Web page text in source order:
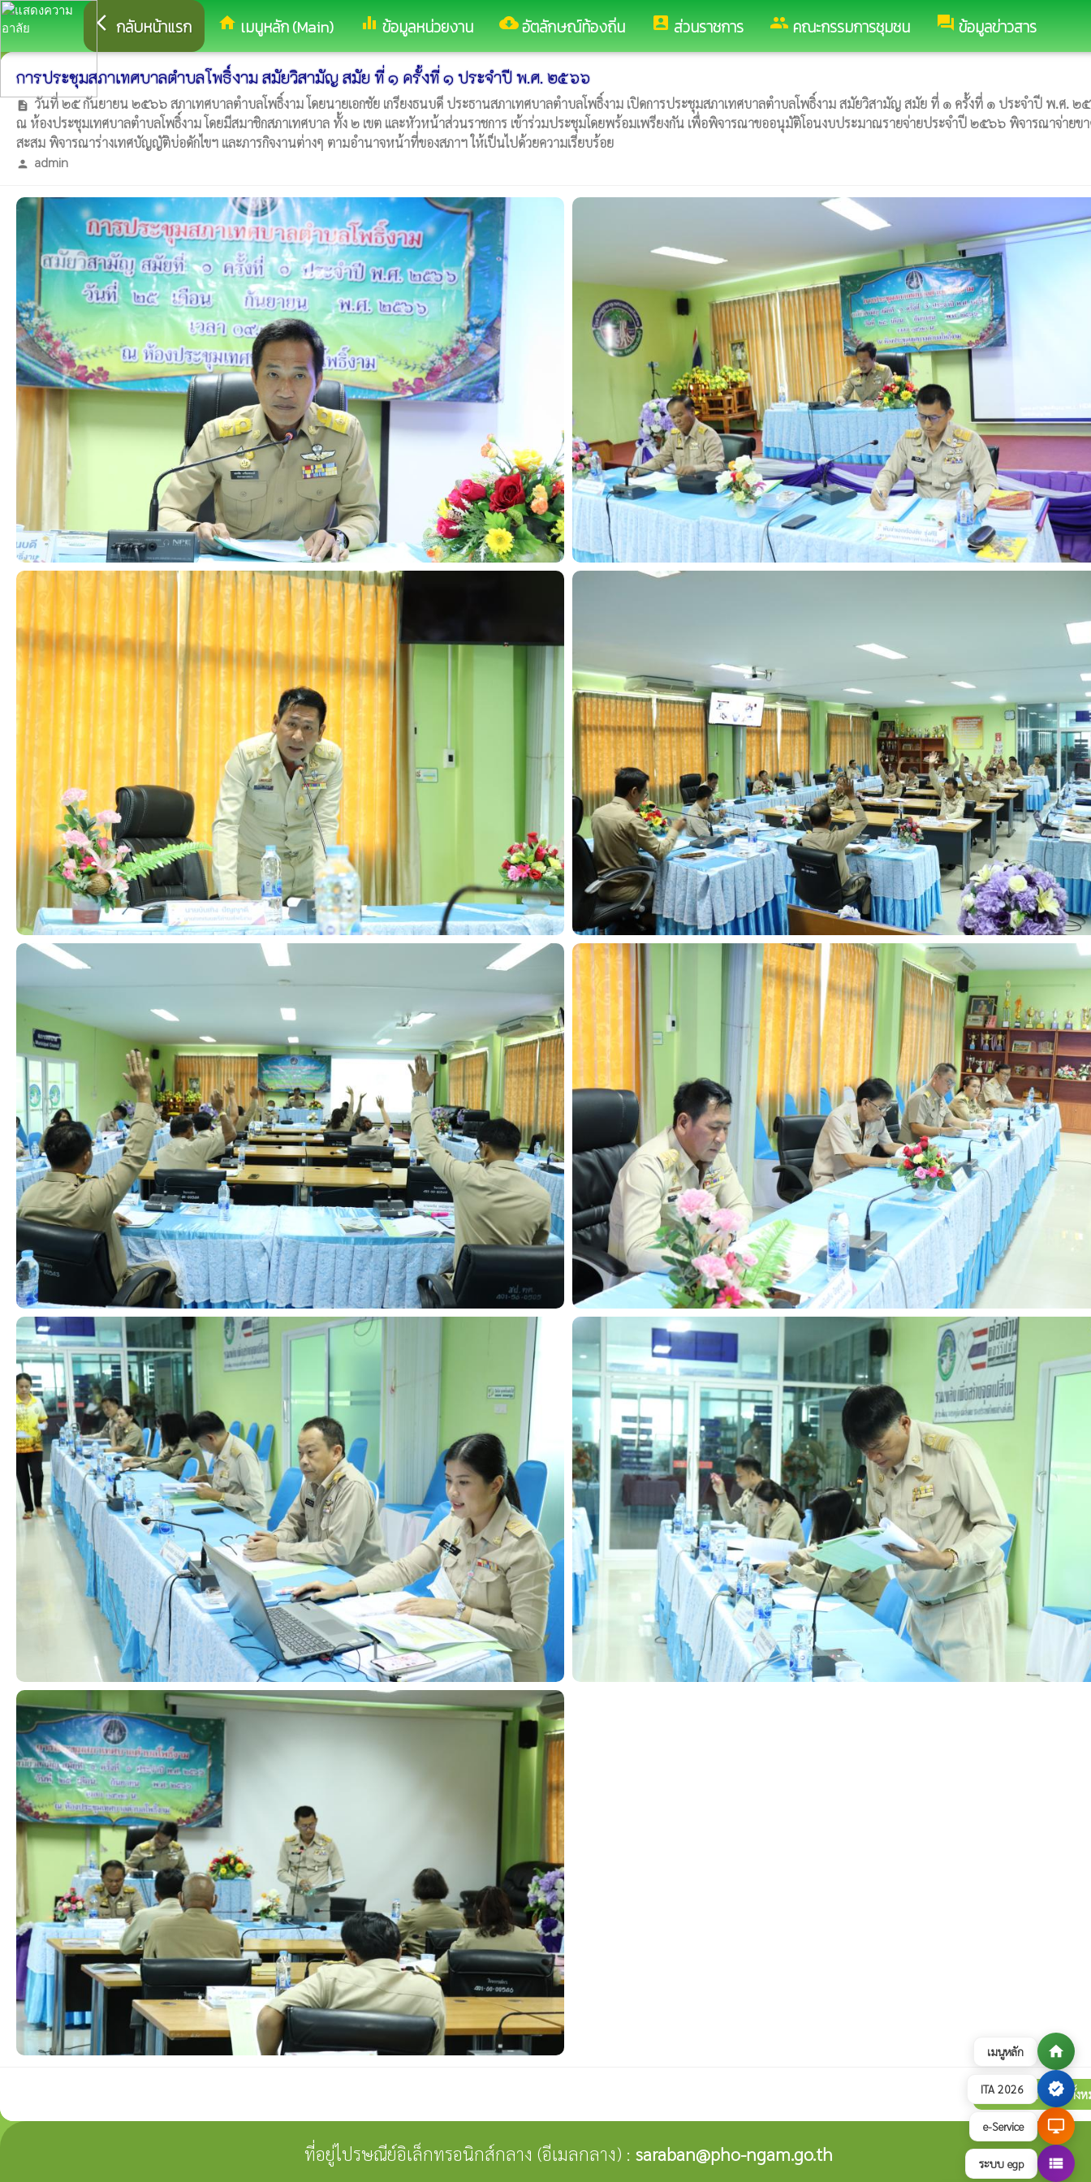
เมนูหลัก home
ITA 2026 verified
e-Service desktop_windows
ระบบ egp view_list
arrow_back_ios กลับหน้าแรก home เมนูหลัก (Main) equalizer ข้อมูลหน่วยงาน cloud_downloadอัตลักษณ์ท้องถิ่น account_box ส่วนราชการ groupคณะกรรมการชุมชน forum ข้อมูลข่าวสาร
การประชุมสภาเทศบาลตำบลโพธิ์งาม สมัยวิสามัญ สมัย ที่ ๑ ครั้งที่ ๑ ประจำปี พ.ศ. ๒๕๖๖
description วันที่ ๒๕ กันยายน ๒๕๖๖ สภาเทศบาลตำบลโพธิ์งาม โดยนายเอกชัย เกรียงธนบดี ประธานสภาเทศบาลตำบลโพธิ์งาม เปิดการประชุมสภาเทศบาลตำบลโพธิ์งาม สมัยวิสามัญ สมัย ที่ ๑ ครั้งที่ ๑ ประจำปี พ.ศ. ๒
ณ ห้องประชุมเทศบาลตำบลโพธิ์งาม โดยมีสมาชิกสภาเทศบาล ทั้ง ๒ เขต และหัวหน้าส่วนราชการ เข้าร่วมประชุมโดยพร้อมเพรียงกัน เพื่อพิจารณาขออนุมัติโอนงบประมาณรายจ่ายประจำปี ๒๕๖๖ พิจารณาจ่ายขา
สะสม พิจารณาร่างเทศบัญญัติบ่อดักไขฯ และภารกิจงานต่างๆ ตามอำนาจหน้าที่ของสภาฯ ให้เป็นไปด้วยความเรียบร้อย
person admin
collectionsดูภาพกิจกรรมทั้ง
ที่อยู่ไปรษณีย์อิเล็กทรอนิกส์กลาง (อีเมลกลาง) : saraban@pho-ngam.go.th